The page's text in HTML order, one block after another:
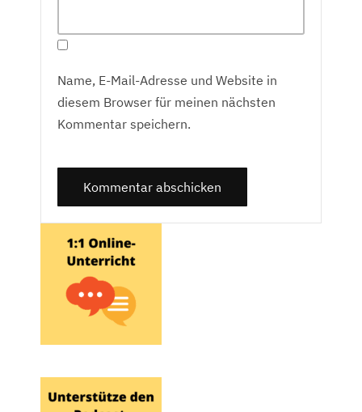
Name, E-Mail-Adresse und Website in
diesem Browser für meinen nächsten
Kommentar speichern.